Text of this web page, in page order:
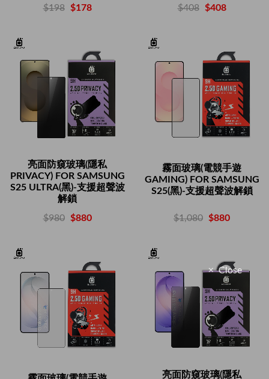
$198 $178 $408 $408
亮面防窺玻璃(隱私
PRIVACY) FOR SAMSUNG
S25 ULTRA(黑)-支援超聲波
解鎖
$980 $880
霧面玻璃(電競手遊
GAMING) FOR SAMSUNG
S25(黑)-支援超聲波解鎖
$1,080 $880
亮面防窺玻璃(隱私
Close